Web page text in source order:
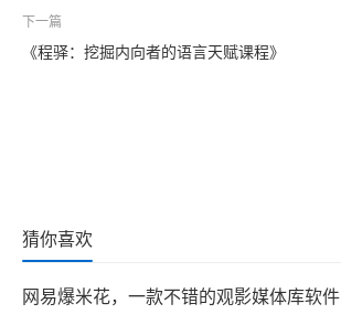
下一篇
《程驿：挖掘内向者的语言天赋课程》
猜你喜欢
网易爆米花，一款不错的观影媒体库软件